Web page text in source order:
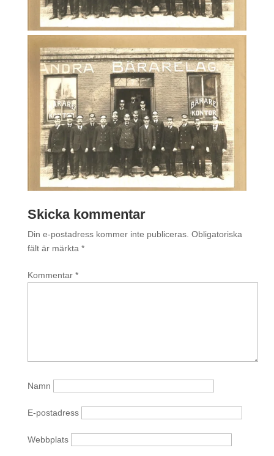
Skicka kommentar
Din e-postadress kommer inte publiceras. Obligatoriska
fält är märkta *
Kommentar *
Namn
E-postadress
Webbplats